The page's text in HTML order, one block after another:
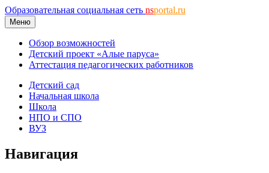
Образовательная социальная сеть nsportal.ru
Меню
Обзор возможностей
Детский проект «Алые паруса»
Аттестация педагогических работников
Детский сад
Начальная школа
Школа
НПО и СПО
ВУЗ
Навигация